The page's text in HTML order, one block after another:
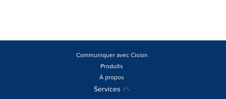
Communiquer avec Cision
Produits
À propos
Services